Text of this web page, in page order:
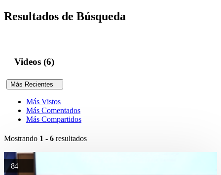
Resultados de Búsqueda
Videos (6)
Más Recientes
Más Vistos
Más Comentados
Más Compartidos
Mostrando 1 - 6 resultados
84